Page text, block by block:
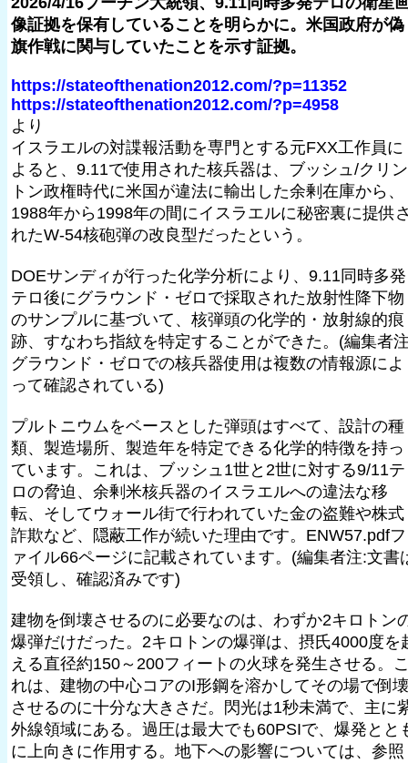
像証拠を保有していることを明らかに。米国政府が偽
旗作戦に関与していたことを示す証拠。
https://stateofthenation2012.com/?p=11352
https://stateofthenation2012.com/?p=4958
より
イスラエルの対諜報活動を専門とする元FXX工作員に
よると、9.11で使用された核兵器は、ブッシュ/クリン
トン政権時代に米国が違法に輸出した余剰在庫から、
1988年から1998年の間にイスラエルに秘密裏に提供
れたW-54核砲弾の改良型だったという。
DOEサンディが行った化学分析により、9.11同時多発
テロ後にグラウンド・ゼロで採取された放射性降下物
のサンプルに基づいて、核弾頭の化学的・放射線的痕
跡、すなわち指紋を特定することができた。(編集者
グラウンド・ゼロでの核兵器使用は複数の情報源によ
って確認されている)
プルトニウムをベースとした弾頭はすべて、設計の種
類、製造場所、製造年を特定できる化学的特徴を持っ
ています。これは、ブッシュ1世と2世に対する9/11テ
ロの脅迫、余剰米核兵器のイスラエルへの違法な移
転、そしてウォール街で行われていた金の盗難や株式
詐欺など、隠蔽工作が続いた理由です。ENW57.pdfフ
ァイル66ページに記載されています。(編集者注:文書
受領し、確認済みです)
建物を倒壊させるのに必要なのは、わずか2キロトン
爆弾だけだった。2キロトンの爆弾は、摂氏4000度を
える直径約150～200フィートの火球を発生させる。
れは、建物の中心コアのI形鋼を溶かしてその場で倒壊
させるのに十分な大きさだ。閃光は1秒未満で、主に
外線領域にある。過圧は最大でも60PSIで、爆発とと
に上向きに作用する。地下への影響については、参照